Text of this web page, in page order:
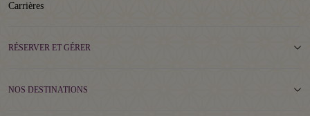
Carrières
RÉSERVER ET GÉRER
NOS DESTINATIONS